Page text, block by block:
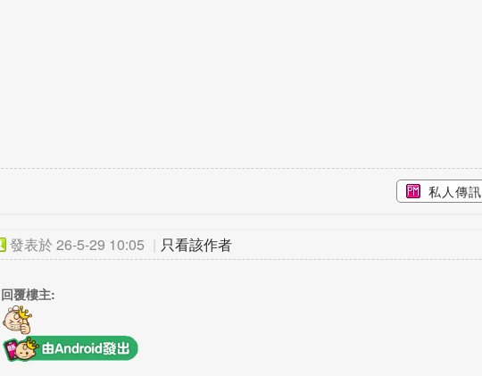
私人傳訊
發表於 26-5-29 10:05 | 只看該作者
回覆樓主: